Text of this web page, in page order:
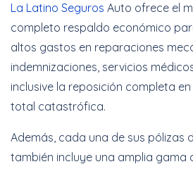
La Latino Seguros Auto ofrece el
completo respaldo económico
altos gastos en reparaciones
indemnizaciones, servicios
inclusive la reposición completa
total catastrófica.
Además, cada una de sus pólizas
también incluye una amplia gama